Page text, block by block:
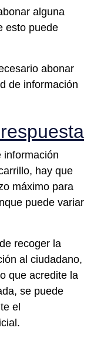
alguna
esto puede
abonar
de información
información
hay que
máximo para
puede variar
recoger la
al ciudadano,
que acredite la
se puede
el